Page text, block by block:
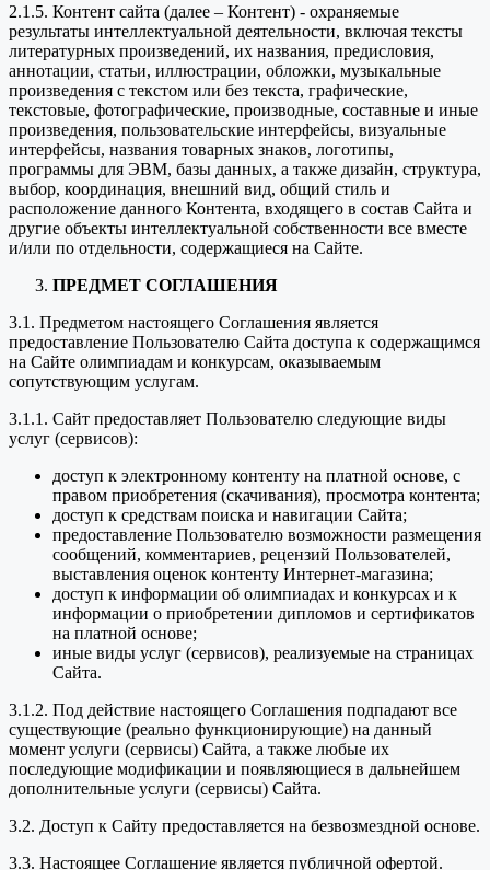
2.1.5. Контент сайта (далее – Контент) - охраняемые
результаты интеллектуальной деятельности, включая тексты
литературных произведений, их названия, предисловия,
аннотации, статьи, иллюстрации, обложки, музыкальные
произведения с текстом или без текста, графические,
текстовые, фотографические, производные, составные и иные
произведения, пользовательские интерфейсы, визуальные
интерфейсы, названия товарных знаков, логотипы,
программы для ЭВМ, базы данных, а также дизайн, структура,
выбор, координация, внешний вид, общий стиль и
расположение данного Контента, входящего в состав Сайта и
другие объекты интеллектуальной собственности все вместе
и/или по отдельности, содержащиеся на Сайте.
ПРЕДМЕТ СОГЛАШЕНИЯ
3.1. Предметом настоящего Соглашения является
предоставление Пользователю Сайта доступа к содержащимся
на Сайте олимпиадам и конкурсам, оказываемым
сопутствующим услугам.
3.1.1. Сайт предоставляет Пользователю следующие виды
услуг (сервисов):
доступ к электронному контенту на платной основе, с
правом приобретения (скачивания), просмотра контента;
доступ к средствам поиска и навигации Сайта;
предоставление Пользователю возможности размещения
сообщений, комментариев, рецензий Пользователей,
выставления оценок контенту Интернет-магазина;
доступ к информации об олимпиадах и конкурсах и к
информации о приобретении дипломов и сертификатов
на платной основе;
иные виды услуг (сервисов), реализуемые на страницах
Сайта.
3.1.2. Под действие настоящего Соглашения подпадают все
существующие (реально функционирующие) на данный
момент услуги (сервисы) Сайта, а также любые их
последующие модификации и появляющиеся в дальнейшем
дополнительные услуги (сервисы) Сайта.
3.2. Доступ к Сайту предоставляется на безвозмездной основе.
3.3. Настоящее Соглашение является публичной офертой.